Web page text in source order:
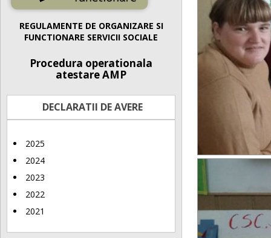
REGULAMENTE DE ORGANIZARE SI
FUNCTIONARE SERVICII SOCIALE
Procedura operationala
atestare AMP
DECLARATII DE AVERE
2025
2024
2023
2022
2021